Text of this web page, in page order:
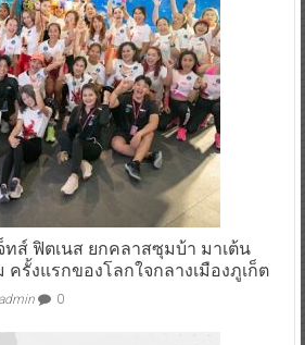
ทส์ ฟิตเนส ยกคลาสซุมบ้า มาเต้น
ครั้งแรกของโลกใจกลางเมืองภูเก็ต
admin 0